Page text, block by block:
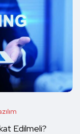
Edilmeli?